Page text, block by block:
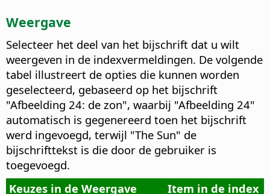
Weergave
Selecteer het deel van het bijschrift dat u wilt
weergeven in de indexvermeldingen. De volgende
tabel illustreert de opties die kunnen worden
geselecteerd, gebaseerd op het bijschrift
"Afbeelding 24: de zon", waarbij "Afbeelding 24"
automatisch is gegenereerd toen het bijschrift
werd ingevoegd, terwijl "The Sun" de
bijschrifttekst is die door de gebruiker is
toegevoegd.
Keuzes in de Weergave
Item in de index